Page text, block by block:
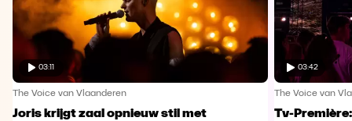
03:11
The Voice van Vlaanderen
Joris krijgt zaal opnieuw stil met
03:42
The Voice van
Tv-